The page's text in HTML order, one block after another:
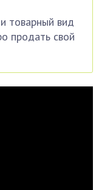
товарный вид
продать свой